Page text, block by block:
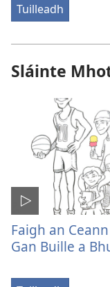
Tuilleadh
Sláinte
Faigh an
Gan Buille a